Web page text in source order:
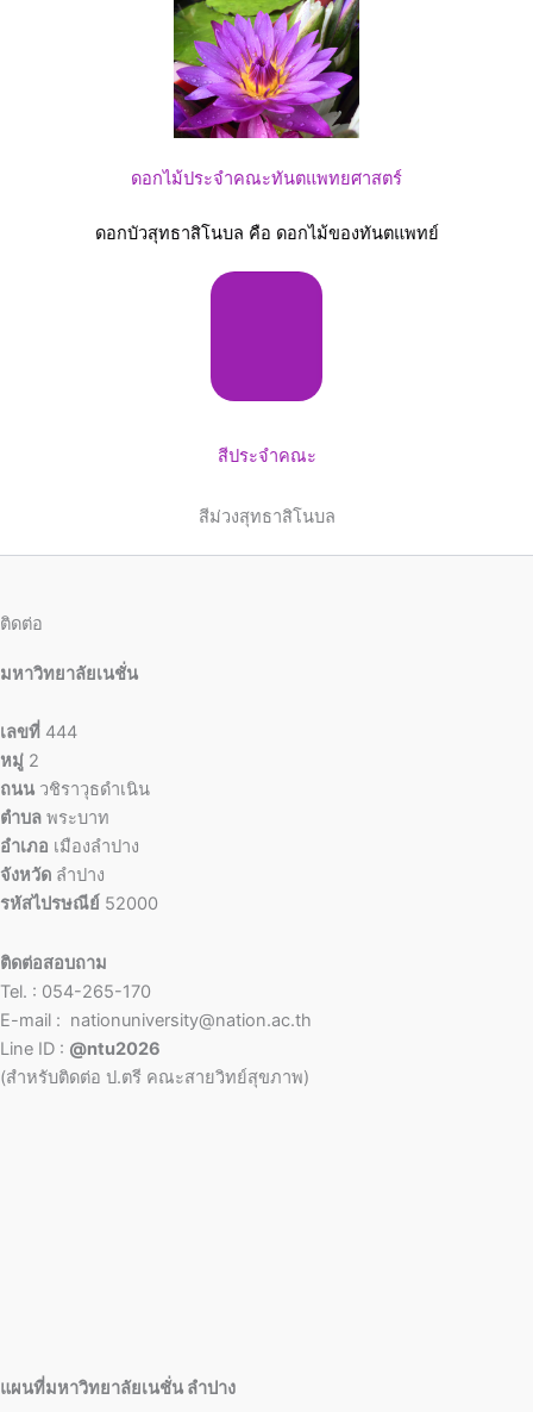
ดอกไม้ประจำคณะทันตแพทยศาสตร์
ดอกบัวสุทธาสิโนบล คือ ดอกไม้ของทันตแพทย์
สีประจำคณะ
สีม่วงสุทธาสิโนบล
ติดต่อ
มหาวิทยาลัยเนชั่น
เลขที่ 444
หมู่ 2
ถนน วชิราวุธดำเนิน
ตำบล พระบาท
อำเภอ เมืองลำปาง
จังหวัด ลำปาง
รหัสไปรษณีย์ 52000
ติดต่อสอบถาม
Tel. : 054-265-170
E-mail : nationuniversity@nation.ac.th
Line ID : @ntu2026
(สำหรับติดต่อ ป.ตรี คณะสายวิทย์สุขภาพ)
แผนที่มหาวิทยาลัยเนชั่น ลำปาง